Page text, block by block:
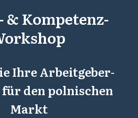
Kompetenz-
Ihre Arbeitgeber-
den polnischen
Markt